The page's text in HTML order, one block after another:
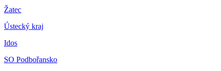
Žatec
Ústecký kraj
Idos
SO Podbořansko